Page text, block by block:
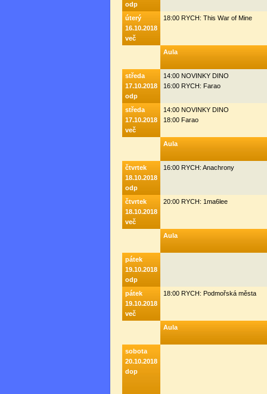
odp
úterý
16.10.2018
več
18:00 RYCH: This War of Mine
Aula
středa
17.10.2018
odp
14:00 NOVINKY DINO
16:00 RYCH: Farao
středa
17.10.2018
več
14:00 NOVINKY DINO
18:00 Farao
Aula
čtvrtek
18.10.2018
odp
16:00 RYCH: Anachrony
čtvrtek
18.10.2018
več
20:00 RYCH: 1ma6lee
Aula
pátek
19.10.2018
odp
pátek
19.10.2018
več
18:00 RYCH: Podmořská města
Aula
sobota
20.10.2018
dop